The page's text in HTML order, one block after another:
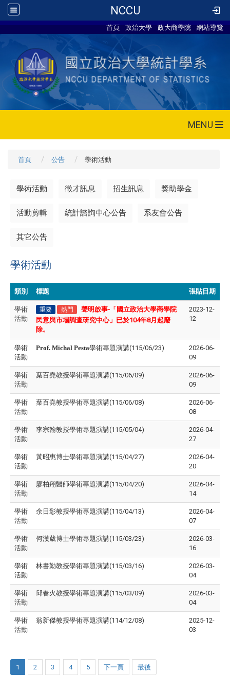
NCCU
首頁 政治大學 政大商學院 網站導覽
MENU
首頁 公告 學術活動
學術活動 徵才訊息 招生訊息 獎助學金
活動剪輯 統計諮詢中心公告 系友會公告
其它公告
學術活動
類別 標題 張貼日期
學術
活動
重要 熱門 聲明啟事-「 國立政治大學商學院
民意與市場調查研究中心」 已於104年8月起廢
除。
2023-12-
12
學術
活動
Prof. Michal Pesta學術專題演講(115/06/23)
2026-06-
09
學術
活動
葉百堯教授學術專題演講(115/06/09)
2026-06-
09
學術
活動
葉百堯教授學術專題演講(115/06/08)
2026-06-
08
學術
活動
李宗翰教授學術專題演講(115/05/04)
2026-04-
27
學術
活動
黃昭惠博士學術專題演講(115/04/27)
2026-04-
20
學術
活動
廖柏翔醫師學術專題演講(115/04/20)
2026-04-
14
學術
活動
余日彰教授學術專題演講(115/04/13)
2026-04-
07
學術
活動
何漢葳博士學術專題演講(115/03/23)
2026-03-
16
學術
活動
林書勤教授學術專題演講(115/03/16)
2026-03-
04
學術
活動
邱春火教授學術專題演講(115/03/09)
2026-03-
04
學術
活動
翁新傑教授學術專題演講(114/12/08)
2025-12-
03
1 2 3 4 5 下一頁 最後